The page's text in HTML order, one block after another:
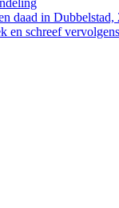
daad in Dubbelstad,
en schreef